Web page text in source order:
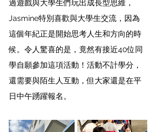
過遊戲與大學生們玩出成長型思維，
Jasmine特別喜歡與大學生交流，因為
這個年紀正是開始思考人生和方向的時
候。令人驚喜的是，竟然有接近40位同
學自願參加這項活動！活動不計學分，
還需要與陌生人互動，但大家還是在平
日中午踴躍報名。